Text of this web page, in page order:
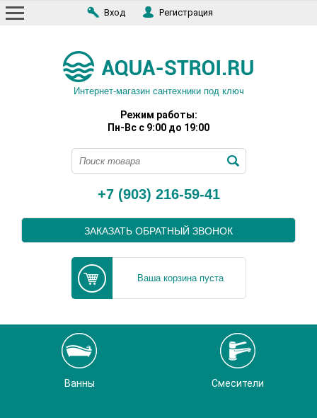
Вход Регистрация
Интернет-магазин сантехники под ключ
Режим работы:
Пн-Вс с 9:00 до 19:00
+7 (903) 216-59-41
ЗАКАЗАТЬ ОБРАТНЫЙ ЗВОНОК
Ваша корзина пуста
Ванны Смесители